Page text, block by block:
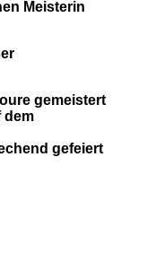
Meisterin
gemeistert
dem
gefeiert